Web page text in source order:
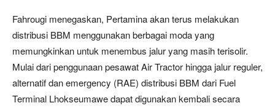
Fahrougi menegaskan, Pertamina akan terus melakukan
distribusi BBM menggunakan berbagai moda yang
memungkinkan untuk menembus jalur yang masih terisolir.
Mulai dari penggunaan pesawat Air Tractor hingga jalur reguler,
alternatif dan emergency (RAE) distribusi BBM dari Fuel
Terminal Lhokseumawe dapat digunakan kembali secara